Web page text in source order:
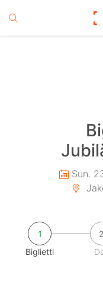
Sun.
1
Biglietti
2